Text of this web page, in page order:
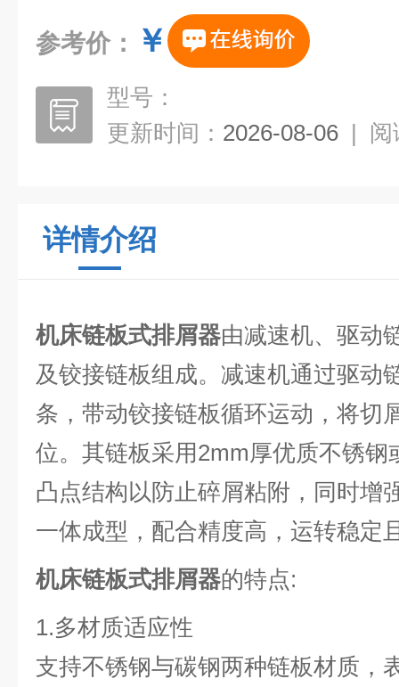
参考价： ￥
型号：
更新时间： 2026-08-06 | 阅
详情介绍
机床链板式排屑器由减速机、驱动
及铰接链板组成。减速机通过驱动
条，带动铰接链板循环运动，将切
位。其链板采用2mm厚优质不锈钢
凸点结构以防止碎屑粘附，同时增
一体成型，配合精度高，运转稳定
机床链板式排屑器的特点:
1.多材质适应性
支持不锈钢与碳钢两种链板材质，